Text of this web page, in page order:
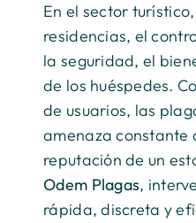
En el sector
residencias, el
la seguridad, el
de los huéspedes.
de usuarios, las
amenaza constante
reputación de un
Odem Plagas,
rápida, discreta y